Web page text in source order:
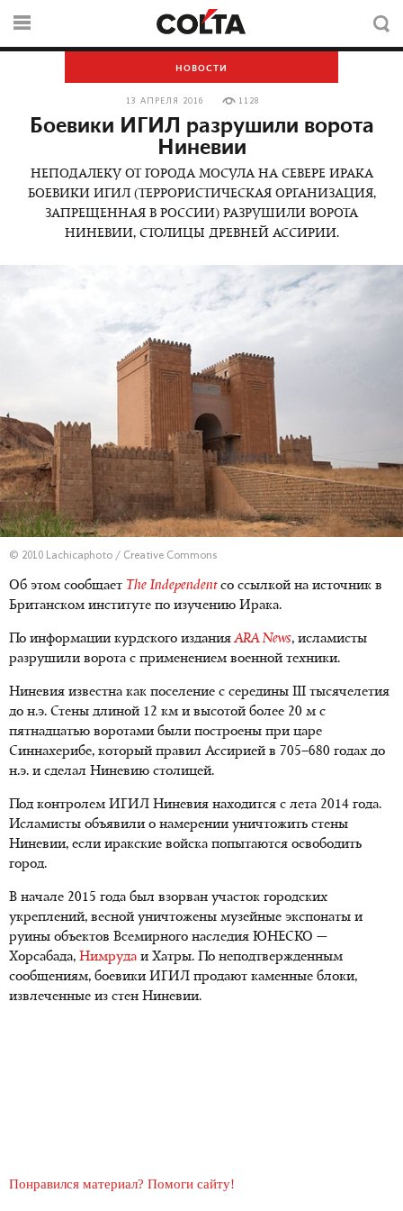
НОВОСТИ
13 АПРЕЛЯ 2016 1128
Боевики ИГИЛ разрушили ворота
Ниневии
НЕПОДАЛЕКУ ОТ ГОРОДА МОСУЛА НА СЕВЕРЕ ИРАКА
БОЕВИКИ ИГИЛ (ТЕРРОРИСТИЧЕСКАЯ ОРГАНИЗАЦИЯ,
ЗАПРЕЩЕННАЯ В РОССИИ) РАЗРУШИЛИ ВОРОТА
НИНЕВИИ, СТОЛИЦЫ ДРЕВНЕЙ АССИРИИ.
© 2010 Lachicaphoto / Creative Commons
Об этом сообщает The Independentсо ссылкой на источник в
Британском институте по изучению Ирака.
По информации курдского изданияARA News, исламисты
разрушили ворота с применением военной техники.
Ниневия известна как поселение с середины III тысячелетия
до н.э. Стены длиной 12 км и высотой более 20 м с
пятнадцатью воротами были построены при царе
Синнахерибе, который правил Ассирией в 705–680 годах до
н.э. и сделал Ниневию столицей.
Под контролем ИГИЛ Ниневия находится с лета 2014 года.
Исламисты объявили о намерении уничтожить стены
Ниневии, если иракские войска попытаются освободить
город.
В начале 2015 года был взорван участок городских
укреплений, весной уничтожены музейные экспонаты и
руины объектов Всемирного наследия ЮНЕСКО —
Хорсабада, Нимруда и Хатры. По неподтвержденным
сообщениям, боевики ИГИЛ продают каменные блоки,
извлеченные из стен Ниневии.
Понравился материал? Помоги сайту!